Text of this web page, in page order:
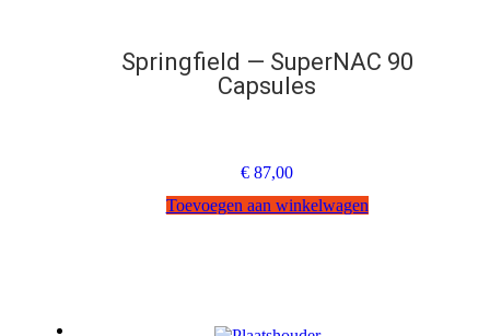
Springfield — SuperNAC 90
Capsules
€ 87,00
Toevoegen aan winkelwagen